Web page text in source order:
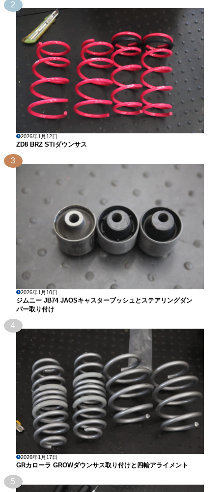
2
2026年1月12日
ZD8 BRZ STIダウンサス
3
2026年1月10日
ジムニー JB74 JAOSキャスターブッシュとステアリングダン
パー取り付け
4
2026年1月17日
GRカローラ GROWダウンサス取り付けと四輪アライメント
5